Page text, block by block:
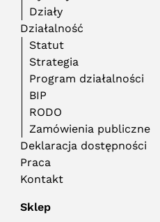
Działy
Działalność
Statut
Strategia
Program działalności
BIP
RODO
Zamówienia publiczne
Deklaracja dostępności
Praca
Kontakt
Sklep